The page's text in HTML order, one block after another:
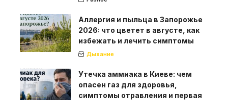
Аллергия и пыльца в Запорожье
2026: что цветет в августе, как
избежать и лечить симптомы
Дыхание
Утечка аммиака в Киеве: чем
опасен газ для здоровья,
симптомы отравления и первая